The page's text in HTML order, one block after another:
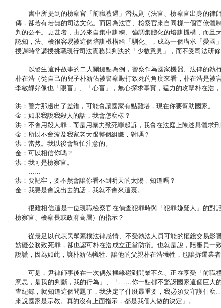
書中所提到的檢察官「前職禮遇」潛規則（法官、檢察官出身的律
傳，卻若有若無的司法文化。而因為法官、檢察官來自同樣一個官僚
判的公平。更甚者，由於來自集中訓練、強調集體化的培訓機構，而
認知，法、檢很容易被這個培訓機構給「馴化」，成為一個講求「愛
授課時常講授挑戰現行司法實務與判決的「少數意見」，而不受司法研
以發生這件故事的二大關鍵點為例，警察作為國家機器、法律的執
朴在浩（從自己的兒子朴新佑被警察毆打致死的角度來看，朴在浩是
李敏靜好像也「眼盲」、「心盲」，無心探求事實，猛力的攻擊朴在浩
洪：警方那邊出了差錯，可能會讓國家有點難堪，現在你要幫助國家。
金：如果我說我殺人的話，我會怎麼樣？
洪：不會用殺人罪，而是用暴力致死罪起訴，我會在法庭上陳述具體求
金：所以不會波及我家老大跟整個組織，對嗎？
洪：當然。我以後會幫忙注意的。
金：可以相信你嗎？
洪：我可是檢察官。
……
洪：要記牢，要不然會讓你看不到明天的太陽，知道嗎？
金：我要是會說出去的話，我就不會來這裏。
很難相信這是一位現職檢察官在偵查犯罪時與「犯罪嫌疑人」的對
檢察官、檢察長或政府高層）的指示？
從最足以代表民眾素樸法律感情、不受執法人員可能的權錢交易影
妨礙公務致死罪，卻也認可朴在浩成立正當防衛。也就是說，陪審員
說謊，因為如此，讓朴新佑犧牲、讓他的父親朴在浩犧牲，也讓拆遷業
可是，尹律師事後在一次偶然機緣碰到開業不久、正在享受「前職
意思，是我的判斷，我的行為」、「……你一點都不驚訝國家這個巨大
查紀錄，就知道這個問題了，我決定了什麼最重要，我必須要守護什
來說國家是宗教。真的沒有上面指示，都是我個人做的決定」。